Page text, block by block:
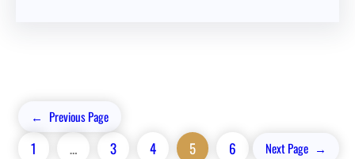
← Previous Page
1 … 3 4 5 6 Next Page →